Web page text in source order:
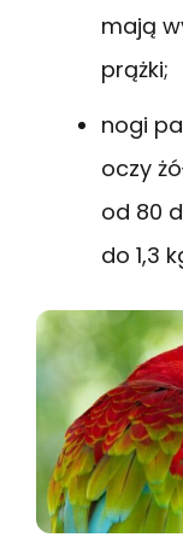
mają
prążki;
nogi
oczy
od 80
do 1,3